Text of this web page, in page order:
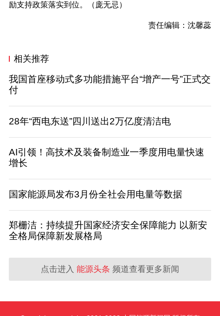
励支持政策落实到位。（ 庞无忌）
责任编辑：沈馨蕊
相关推荐
我国首座移动式多功能措施平台“增产一号”正式交
付
28年“西电东送”四川送出2万亿度清洁电
AI引领！高技术及装备制造业一季度用电量快速
增长
国家能源局发布3月份全社会用电量等数据
郑栅洁：持续提升国家经济安全保障能力 以新安
全格局保障新发展格局
点击进入 能源头条 频道查看更多新闻